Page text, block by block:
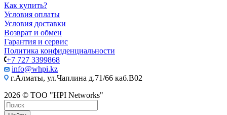
Как купить?
Условия оплаты
Условия доставки
Возврат и обмен
Гарантия и сервис
Политика конфиденциальности
+7 727 3399868
info@whpi.kz
г.Алматы, ул.Чаплина д.71/66 каб.B02
2026 © ТОО "HPI Networks"